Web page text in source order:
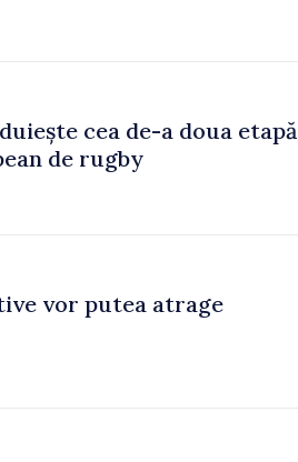
cea de-a doua etapă
de rugby
vor putea atrage